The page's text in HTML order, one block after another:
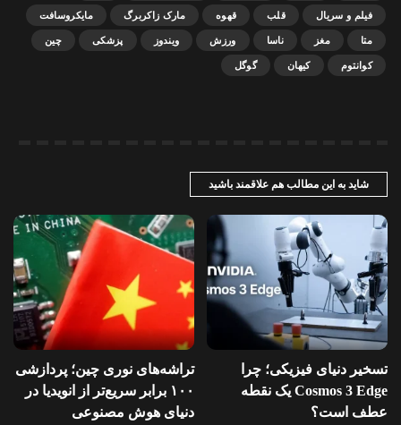
فیلم و سریال قلب قهوه مارک زاکربرگ مایکروسافت
متا مغز ناسا ورزش ویندوز پزشکی چین
کوانتوم کیهان گوگل
شاید به این مطالب هم علاقمند باشید
تسخیر دنیای فیزیکی؛ چرا
Cosmos 3 Edge یک نقطه
عطف است؟
تراشه‌های نوری چین؛ پردازشی
۱۰۰ برابر سریع‌تر از انویدیا در
دنیای هوش مصنوعی